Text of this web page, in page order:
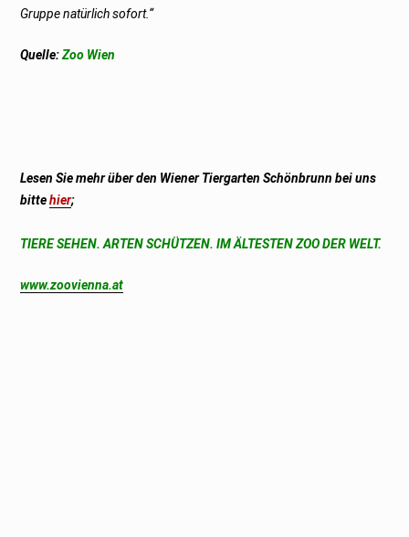
Gruppe natürlich sofort.“
Quelle:Zoo Wien
Lesen Sie mehr über den Wiener Tiergarten Schönbrunn bei uns
bittehier;
TIERE SEHEN. ARTEN SCHÜTZEN. IM ÄLTESTEN ZOO DER WELT.
www.zoovienna.at